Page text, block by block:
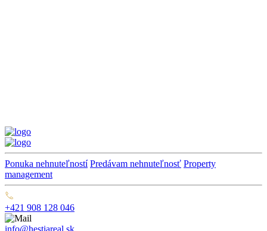
Ponuka nehnuteľností Predávam nehnuteľnosť Property
management
+421 908 128 046